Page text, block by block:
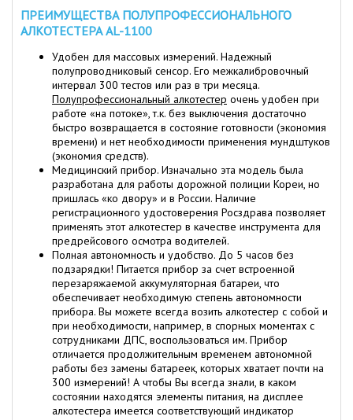
ПРЕИМУЩЕСТВА ПОЛУПРОФЕССИОНАЛЬНОГО
АЛКОТЕСТЕРА AL-1100
Удобен для массовых измерений. Надежный
полупроводниковый сенсор. Его межкалибровочный
интервал 300 тестов или раз в три месяца.
Полупрофессиональный алкотестер очень удобен при
работе «на потоке», т.к. без выключения достаточно
быстро возвращается в состояние готовности (экономия
времени) и нет необходимости применения мундштуков
(экономия средств).
Медицинский прибор. Изначально эта модель была
разработана для работы дорожной полиции Кореи, но
пришлась «ко двору» и в России. Наличие
регистрационного удостоверения Росздрава позволяет
применять этот алкотестер в качестве инструмента для
предрейсового осмотра водителей.
Полная автономность и удобство. До 5 часов без
подзарядки! Питается прибор за счет встроенной
перезаряжаемой аккумуляторная батареи, что
обеспечивает необходимую степень автономности
прибора. Вы можете всегда возить алкотестер с собой и
при необходимости, например, в спорных моментах с
сотрудниками ДПС, воспользоваться им. Прибор
отличается продолжительным временем автономной
работы без замены батареек, которых хватает почти на
300 измерений! А чтобы Вы всегда знали, в каком
состоянии находятся элементы питания, на дисплее
алкотестера имеется соответствующий индикатор